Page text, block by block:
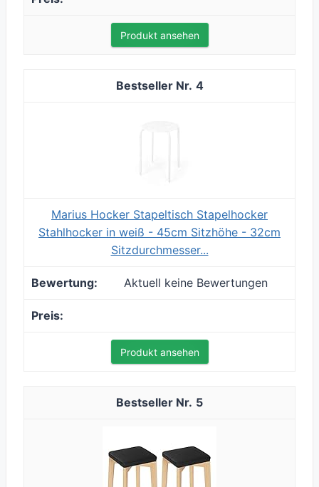
Produkt ansehen
4
Marius Hocker Stapeltisch Stapelhocker
Stahlhocker in weiß - 45cm Sitzhöhe - 32cm
Sitzdurchmesser...
Aktuell keine Bewertungen
Produkt ansehen
5